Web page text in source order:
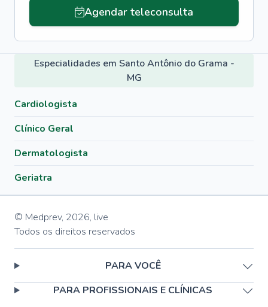
Agendar teleconsulta
Especialidades em Santo Antônio do Grama -
MG
Cardiologista
Clínico Geral
Dermatologista
Geriatra
© Medprev, 2026, live
Todos os direitos reservados
PARA VOCÊ
PARA PROFISSIONAIS E CLÍNICAS